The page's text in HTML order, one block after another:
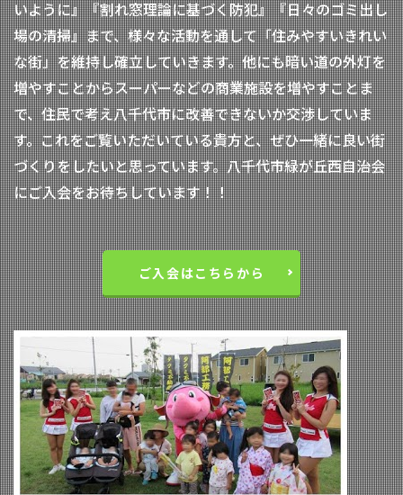
いように』『割れ窓理論に基づく防犯』『日々のゴミ出し
場の清掃』まで、様々な活動を通して「住みやすいきれい
な街」を維持し確立していきます。他にも暗い道の外灯を
増やすことからスーパーなどの商業施設を増やすことま
で、住民で考え八千代市に改善できないか交渉していま
す。これをご覧いただいている貴方と、ぜひ一緒に良い街
づくりをしたいと思っています。八千代市緑が丘西自治会
にご入会をお待ちしています！！
ご入会はこちらから